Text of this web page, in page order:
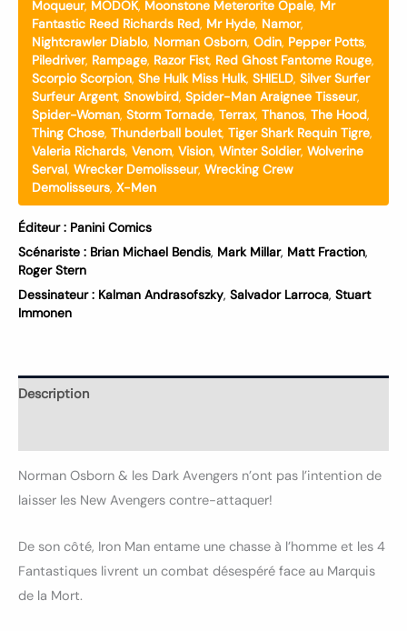
Moqueur, MODOK, Moonstone Meterorite Opale, Mr
Fantastic Reed Richards Red, Mr Hyde, Namor,
Nightcrawler Diablo, Norman Osborn, Odin, Pepper Potts,
Piledriver, Rampage, Razor Fist, Red Ghost Fantome Rouge,
Scorpio Scorpion, She Hulk Miss Hulk, SHIELD, Silver Surfer
Surfeur Argent, Snowbird, Spider-Man Araignee Tisseur,
Spider-Woman, Storm Tornade, Terrax, Thanos, The Hood,
Thing Chose, Thunderball boulet, Tiger Shark Requin Tigre,
Valeria Richards, Venom, Vision, Winter Soldier, Wolverine
Serval, Wrecker Demolisseur, Wrecking Crew
Demolisseurs, X-Men
Éditeur : Panini Comics
Scénariste : Brian Michael Bendis, Mark Millar, Matt Fraction,
Roger Stern
Dessinateur : Kalman Andrasofszky, Salvador Larroca, Stuart
Immonen
Description
Norman Osborn & les Dark Avengers n’ont pas l’intention de
laisser les New Avengers contre-attaquer!
De son côté, Iron Man entame une chasse à l’homme et les 4
Fantastiques livrent un combat désespéré face au Marquis
de la Mort.